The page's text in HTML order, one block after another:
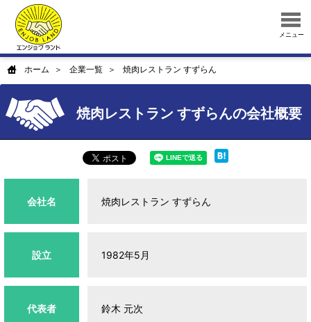
メニュー
ホーム 企業一覧 焼肉レストラン すずらん
焼肉レストラン すずらんの会社概要
会社名 焼肉レストラン すずらん
設立 1982年5月
代表者 鈴木 元次